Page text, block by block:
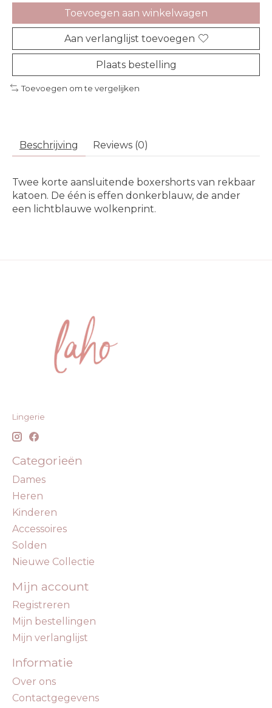
Toevoegen aan winkelwagen
Aan verlanglijst toevoegen
Plaats bestelling
Toevoegen om te vergelijken
Beschrijving Reviews (0)
Twee korte aansluitende boxershorts van rekbaar
katoen. De één is effen donkerblauw, de ander
een lichtblauwe wolkenprint.
Lingerie
Categorieën
Dames
Heren
Kinderen
Accessoires
Solden
Nieuwe Collectie
Mijn account
Registreren
Mijn bestellingen
Mijn verlanglijst
Informatie
Over ons
Contactgegevens